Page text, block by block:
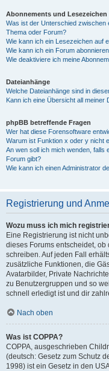
Abonnements und Lesezeichen
Was ist der Unterschied zwischen
Thema oder Forum?
Wie kann ich ein Lesezeichen auf
Wie kann ich ein Forum
Wie deaktiviere ich meine
Dateianhänge
Welche Dateianhänge sind in
Kann ich eine Übersicht all meiner
phpBB betreffende Fragen
Wer hat diese Forensoftware
Warum ist Funktion x oder y nicht
An wen soll ich mich wenden, falls
Forum gibt?
Wie kann ich einen Administrator
Registrierung und
Wozu muss ich mich
Eine Registrierung ist nicht
dieses Forums entscheidet, ob
schreiben. Auf jeden Fall
zusätzliche Funktionen, die
Avatarbilder, Private
zu Benutzergruppen und so
schnell erledigt ist und dir
Nach oben
Was ist COPPA?
COPPA, ausgeschrieben
(deutsch: Gesetz zum Schutz
1998) ist ein Gesetz in den